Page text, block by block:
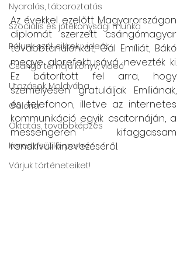
Nyaralás, táboroztatás
Szociális és jótékonysági munka
Rólunk szól: cikkek, videók
Csángó témájú könyv, videó
Utazások Moldvába
Galéria
Oktatás, továbbképzés
Keresztszülő-portré
Várjuk történeteiket!
Az évekkel ezelőtt Magyarországon
diplomát szerzett csángómagyar
továbbtanulónkat, Gál Emíliát, Bákó
megye alprefektusává nevezték ki.
Ez bátorított fel arra, hogy
személyesen gratuláljak Emíliának,
és telefonon, illetve az internetes
kommunikáció egyik csatornáján, a
messengeren kifaggassam
rendkívüli kinevezéséről.